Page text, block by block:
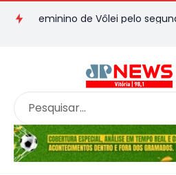
de Vôlei pelo segundo